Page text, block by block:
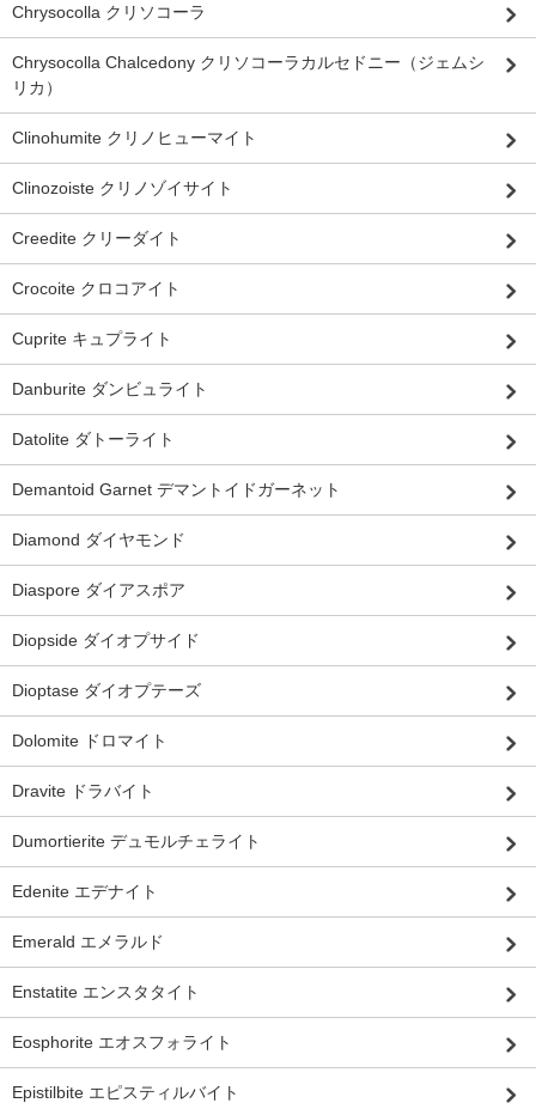
Chrysocolla クリソコーラ
Chrysocolla Chalcedony クリソコーラカルセドニー（ジェムシ
リカ）
Clinohumite クリノヒューマイト
Clinozoiste クリノゾイサイト
Creedite クリーダイト
Crocoite クロコアイト
Cuprite キュプライト
Danburite ダンビュライト
Datolite ダトーライト
Demantoid Garnet デマントイドガーネット
Diamond ダイヤモンド
Diaspore ダイアスポア
Diopside ダイオプサイド
Dioptase ダイオプテーズ
Dolomite ドロマイト
Dravite ドラバイト
Dumortierite デュモルチェライト
Edenite エデナイト
Emerald エメラルド
Enstatite エンスタタイト
Eosphorite エオスフォライト
Epistilbite エピスティルバイト